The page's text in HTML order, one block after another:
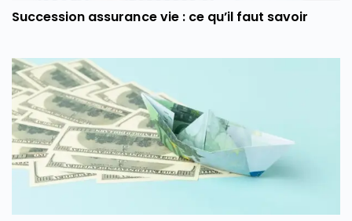
Succession assurance vie : ce qu’il faut savoir